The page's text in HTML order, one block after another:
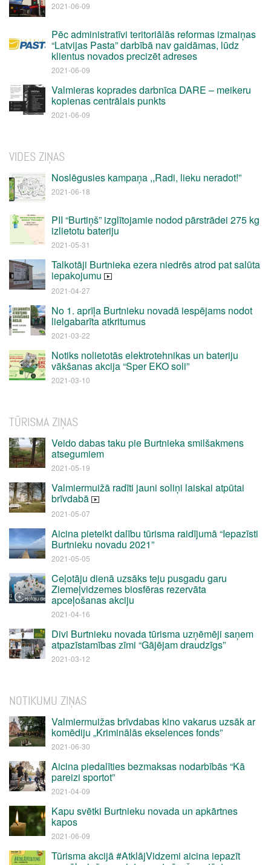
2021-06-09
Pēc administratīvi teritoriālās reformas izmaiņas
“Latvijas Pasta” darbībā nav gaidāmas, lūdz
klientus novados precizēt adreses
2021-06-09
Valmieras koprades darbnīca DARE – meikeru
kopienas centrālais punkts
2021-06-09
VIDES ZIŅAS
Noslēgusies kampaņa ,,Radi, lieku neradot!”
2021-06-18
PII “Burtiņš” izglītojamie nodod pārstrādei 275 kg
izlietotu bateriju
2021-05-31
Talkotāji Burtnieka ezera niedrēs atrod pat salūta
iepakojumu
2021-04-27
No 1. aprīļa Burtnieku novadā iespējams nodot
lielgabarīta atkritumus
2021-03-22
Notiks nolietotās elektrotehnikas un bateriju
vākšanas akcija “Sper EKO soli”
2021-03-10
TŪRISMA ZIŅAS
Veido dabas taku pie Burtnieka smilšakmens
atsegumiem
2021-05-19
Valmiermuižā radīti jauni soliņi laiskai atpūtai
brīvdabā
2021-05-07
Aicina pieteikt dalību tūrisma raidījumā “Iepazīsti
Burtnieku novadu 2021”
2021-05-05
Ceļotāju dienā uzsāks teju pusgadu garu
Ziemeļvidzemes biosfēras rezervāta
apceļošanas akciju
2021-04-16
Divi Burtnieku novada tūrisma uzņēmēji saņem
atpazīstamības zīmi “Gājējam draudzīgs”
2021-03-12
NOTIKUMU ZIŅAS
Valmiermuižas brīvdabas kino vakarus uzsāk ar
komēdiju „Kriminālās ekselences fonds”
2021-06-30
Aicina piedalīties bezmaksas nodarbībās “Kā
pareizi sportot”
2021-04-09
Kapu svētki Burtnieku novada un apkārtnes
kapos
2021-06-09
Tūrisma akcijā #AtklājVidzemi aicina iepazīt